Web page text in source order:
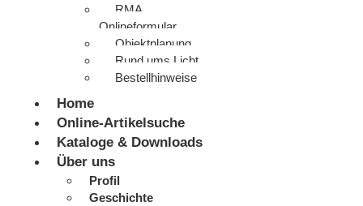
RMA
Onlineformular
Objektplanung
Rund ums Licht
Bestellhinweise
Home
Online-Artikelsuche
Kataloge & Downloads
Über uns
Profil
Geschichte